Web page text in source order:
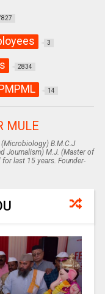
3
2834
14
MULE
(Microbiology) B.M.C.J
Journalism) M.J. (Master of
last 15 years. Founder-